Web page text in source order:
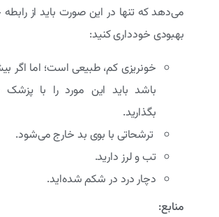
می‌دهد که تنها در این صورت باید از
بهبودی خودداری کنید:
خونریزی کم، طبیعی است؛ اما اگر
باشد باید این مورد را با پزشک
بگذارید.
ترشحاتی با بوی بد خارج می‌شود.
تب و لرز دارید.
دچار درد در شکم شده‌اید.
منابع: